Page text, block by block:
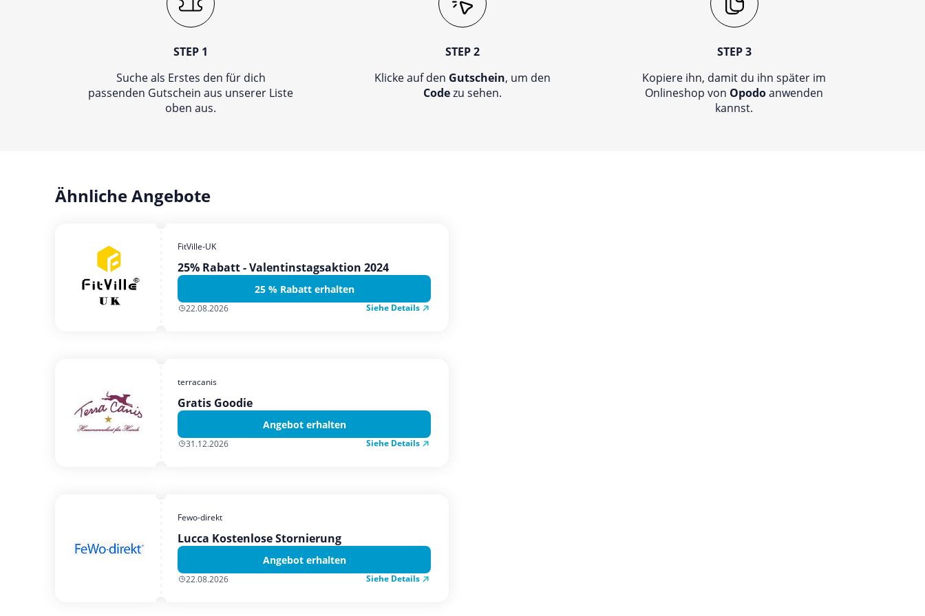
STEP 1
Suche als Erstes den für dich
passenden Gutschein aus unserer Liste
oben aus.
STEP 2
Klicke auf den Gutschein, um den
Codezu sehen.
STEP 3
Kopiere ihn, damit du ihn später im
Onlineshop von Opodoanwenden
kannst.
Ähnliche Angebote
FitVille-UK
25% Rabatt - Valentinstagsaktion 2024
25 % Rabatt erhalten
22.08.2026 Siehe Details
terracanis
Gratis Goodie
Angebot erhalten
31.12.2026 Siehe Details
Fewo-direkt
Lucca Kostenlose Stornierung
Angebot erhalten
22.08.2026 Siehe Details